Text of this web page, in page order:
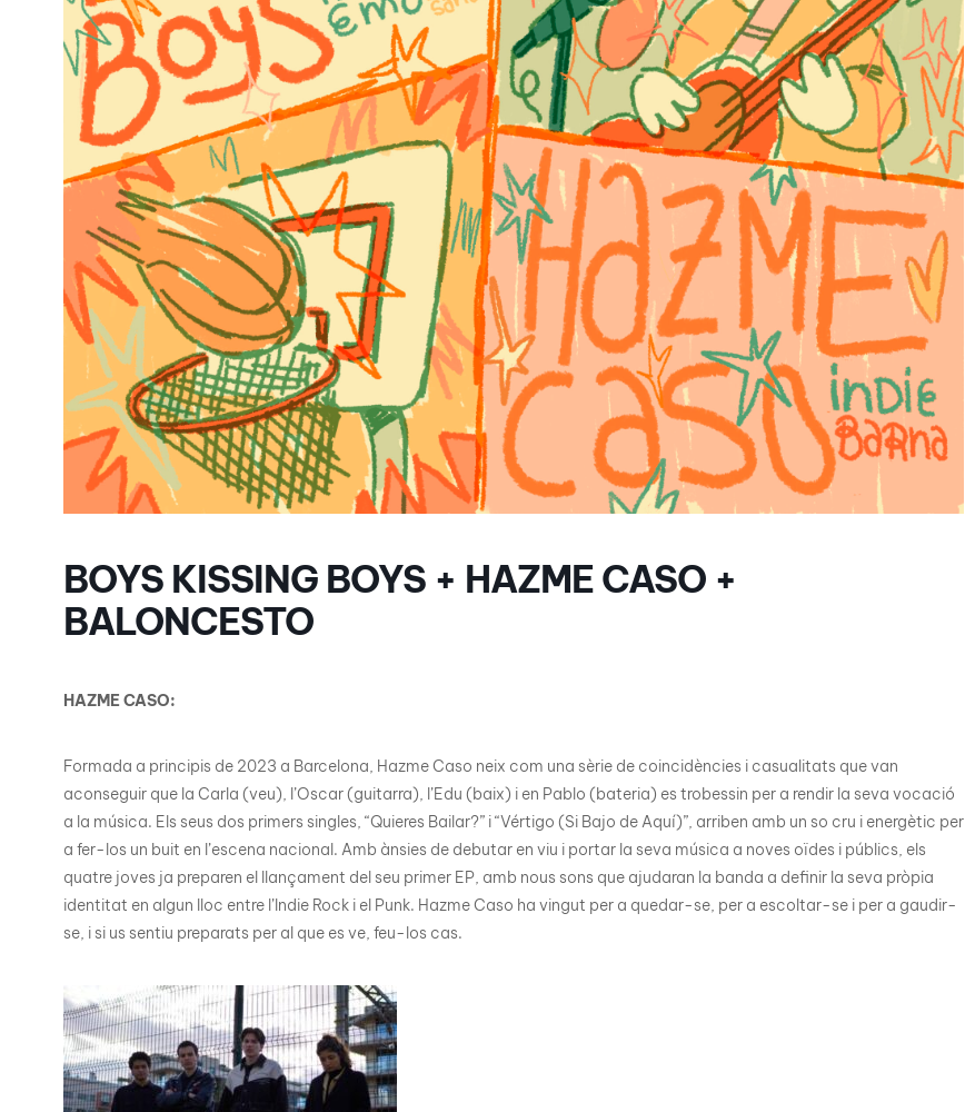
BOYS KISSING BOYS + HAZME CASO +
BALONCESTO
HAZME CASO:
Formada a principis de 2023 a Barcelona, Hazme Caso neix com una sèrie de coincidències i casualitats que van
aconseguir que la Carla (veu), l’Oscar (guitarra), l’Edu (baix) i en Pablo (bateria) es trobessin per a rendir la seva vocació
a la música. Els seus dos primers singles, “Quieres Bailar?” i “Vértigo (Si Bajo de Aquí)”, arriben amb un so cru i energètic per
a fer-los un buit en l’escena nacional. Amb ànsies de debutar en viu i portar la seva música a noves oïdes i públics, els
quatre joves ja preparen el llançament del seu primer EP, amb nous sons que ajudaran la banda a definir la seva pròpia
identitat en algun lloc entre l’Indie Rock i el Punk. Hazme Caso ha vingut per a quedar-se, per a escoltar-se i per a gaudir-
se, i si us sentiu preparats per al que es ve, feu-los cas.